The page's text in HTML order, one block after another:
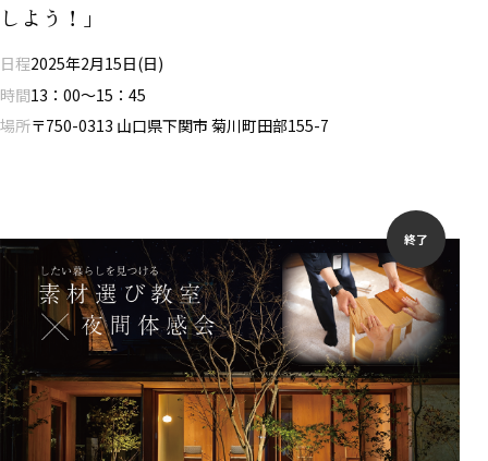
しよう！」
日程2025年2月15日(日)
時間13：00～15：45
場所〒750-0313 山口県下関市 菊川町田部155-7
終了